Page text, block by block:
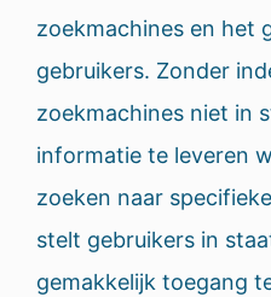
zoekmachines en het
gebruikers. Zonder
zoekmachines niet in
informatie te leveren
zoeken naar
stelt gebruikers in
gemakkelijk toegang